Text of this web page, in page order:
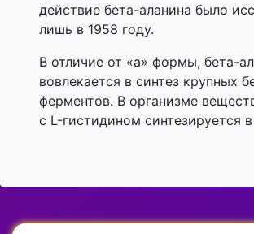
действие бета-аланина было
лишь в 1958 году.
В отличие от «а» формы, бета-
вовлекается в синтез крупных
ферментов. В организме
с L-гистидином синтезируется